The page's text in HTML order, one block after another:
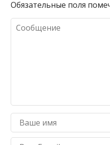
Обязательные поля